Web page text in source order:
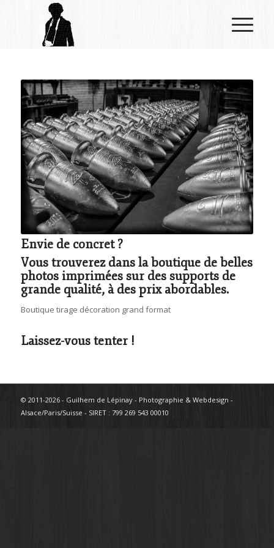
Envie de concret ?
Vous trouverez dans la boutique de belles
photos imprimées sur des supports de
grande qualité, à des prix abordables.
Boutique tirage décoration grand format
Laissez-vous tenter !
© 2011-2026 - Guilhem de Lépinay - Photographie & Webdesign -
Alsace/Paris/Suisse - SIRET : 799 269 543 00010